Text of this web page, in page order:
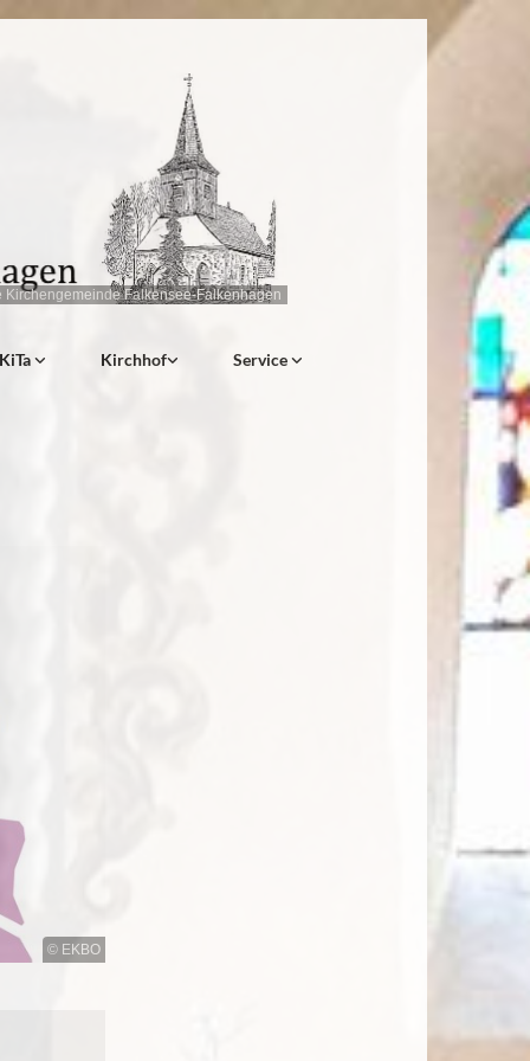
Falkensee-Falkenhagen
KiTa Kirchhof Service
© EKBO